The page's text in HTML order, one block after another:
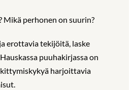
Mikä perhonen on suurin?
erottavia tekijöitä, laske
puuhakirjassa on
harjoittavia